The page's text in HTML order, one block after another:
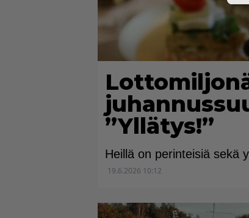
”Yllätys!”
Heillä on perinteisiä sekä
19.6.2026 10:12